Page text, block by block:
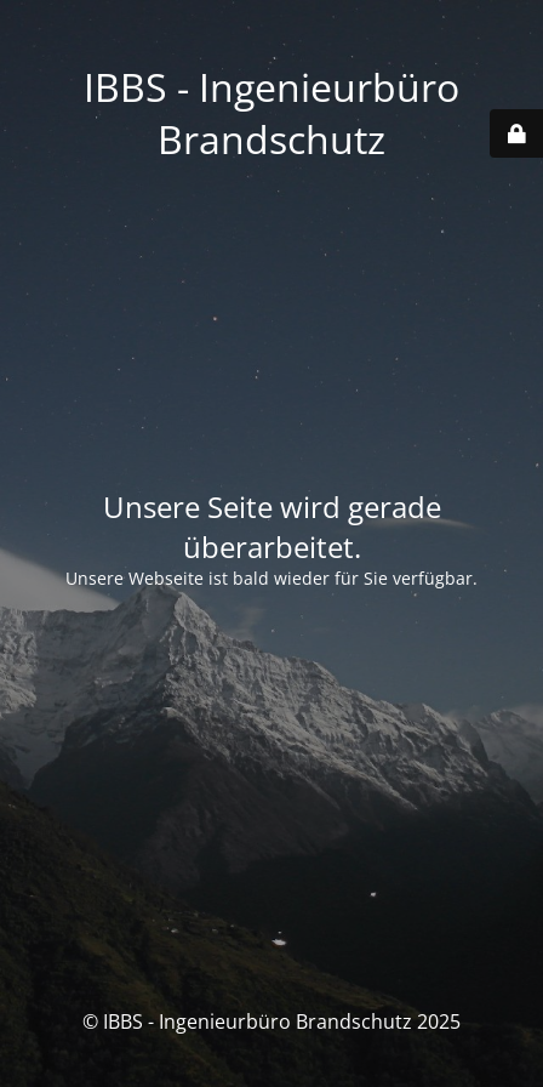
IBBS - Ingenieurbüro
Brandschutz
Unsere Seite wird gerade
überarbeitet.
Unsere Webseite ist bald wieder für Sie verfügbar.
© IBBS - Ingenieurbüro Brandschutz 2025